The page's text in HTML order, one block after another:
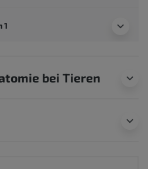
1
bei Tieren